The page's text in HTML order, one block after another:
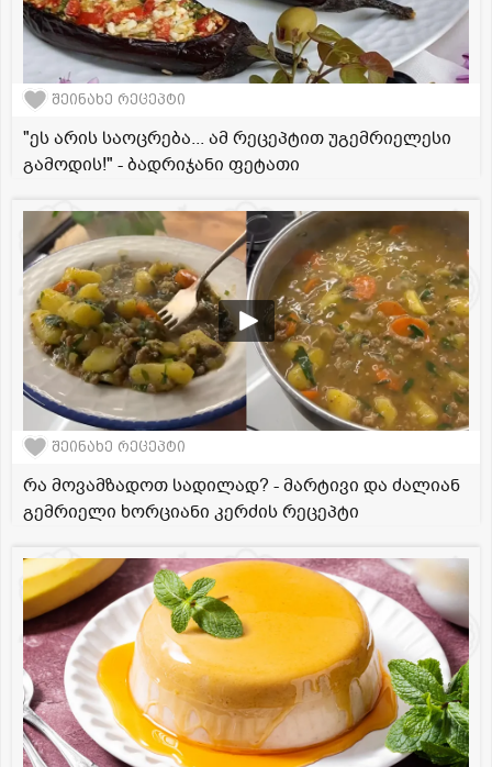
შეინახე რეცეპტი
"ეს არის საოცრება... ამ რეცეპტით უგემრიელესი
გამოდის!" - ბადრიჯანი ფეტათი
შეინახე რეცეპტი
რა მოვამზადოთ სადილად? - მარტივი და ძალიან
გემრიელი ხორციანი კერძის რეცეპტი